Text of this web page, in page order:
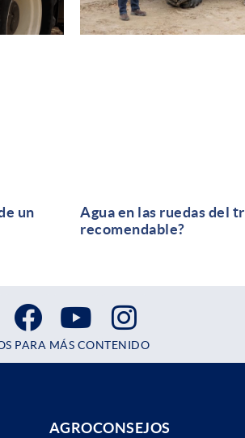
un
Agua en las ruedas del
recomendable?
PARA MÁS CONTENIDO
AGROCONSEJOS